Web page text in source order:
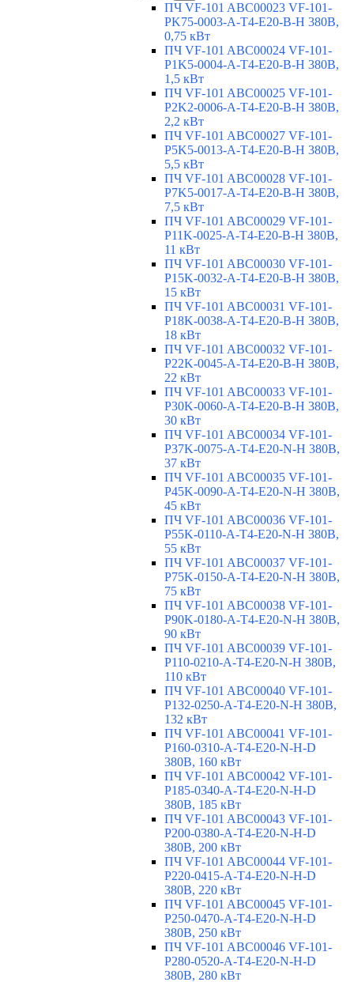
ПЧ VF-101 ABC00023 VF-101-
PK75-0003-A-T4-E20-B-H 380В,
0,75 кВт
ПЧ VF-101 ABC00024 VF-101-
P1K5-0004-A-T4-E20-B-H 380В,
1,5 кВт
ПЧ VF-101 ABC00025 VF-101-
P2K2-0006-A-T4-E20-B-H 380В,
2,2 кВт
ПЧ VF-101 ABC00027 VF-101-
P5K5-0013-A-T4-E20-B-H 380В,
5,5 кВт
ПЧ VF-101 ABC00028 VF-101-
P7K5-0017-A-T4-E20-B-H 380В,
7,5 кВт
ПЧ VF-101 ABC00029 VF-101-
P11K-0025-A-T4-E20-B-H 380В,
11 кВт
ПЧ VF-101 ABC00030 VF-101-
P15K-0032-A-T4-E20-B-H 380В,
15 кВт
ПЧ VF-101 ABC00031 VF-101-
P18K-0038-A-T4-E20-B-H 380В,
18 кВт
ПЧ VF-101 ABC00032 VF-101-
P22K-0045-A-T4-E20-B-H 380В,
22 кВт
ПЧ VF-101 ABC00033 VF-101-
P30K-0060-A-T4-E20-B-H 380В,
30 кВт
ПЧ VF-101 ABC00034 VF-101-
P37K-0075-A-T4-E20-N-H 380В,
37 кВт
ПЧ VF-101 ABC00035 VF-101-
P45K-0090-A-T4-E20-N-H 380В,
45 кВт
ПЧ VF-101 ABC00036 VF-101-
P55K-0110-A-T4-E20-N-H 380В,
55 кВт
ПЧ VF-101 ABC00037 VF-101-
P75K-0150-A-T4-E20-N-H 380В,
75 кВт
ПЧ VF-101 ABC00038 VF-101-
P90K-0180-A-T4-E20-N-H 380В,
90 кВт
ПЧ VF-101 ABC00039 VF-101-
P110-0210-A-T4-E20-N-H 380В,
110 кВт
ПЧ VF-101 ABC00040 VF-101-
P132-0250-A-T4-E20-N-H 380В,
132 кВт
ПЧ VF-101 ABC00041 VF-101-
P160-0310-A-T4-E20-N-H-D
380В, 160 кВт
ПЧ VF-101 ABC00042 VF-101-
P185-0340-A-T4-E20-N-H-D
380В, 185 кВт
ПЧ VF-101 ABC00043 VF-101-
P200-0380-A-T4-E20-N-H-D
380В, 200 кВт
ПЧ VF-101 ABC00044 VF-101-
P220-0415-A-T4-E20-N-H-D
380В, 220 кВт
ПЧ VF-101 ABC00045 VF-101-
P250-0470-A-T4-E20-N-H-D
380В, 250 кВт
ПЧ VF-101 ABC00046 VF-101-
P280-0520-A-T4-E20-N-H-D
380В, 280 кВт